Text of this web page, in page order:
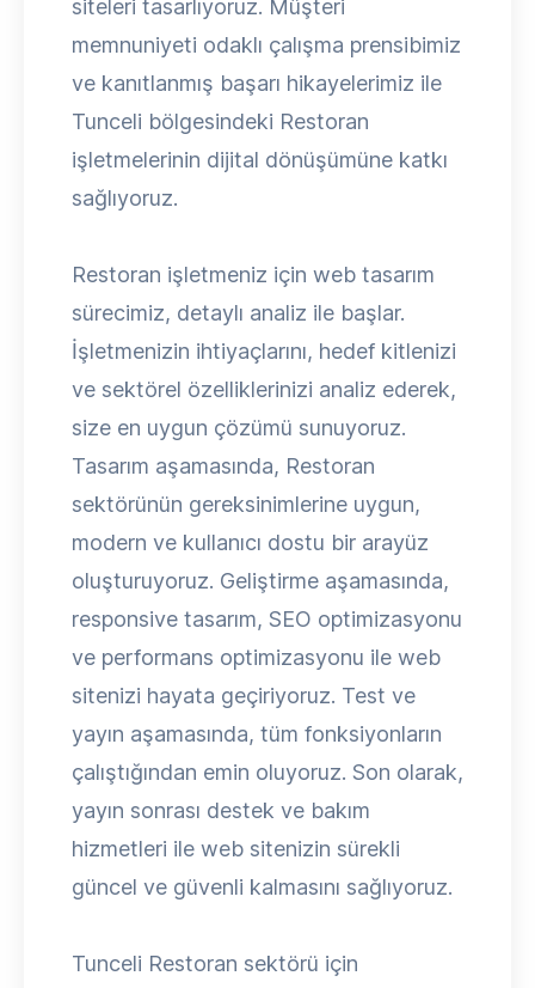
siteleri tasarlıyoruz. Müşteri
memnuniyeti odaklı çalışma prensibimiz
ve kanıtlanmış başarı hikayelerimiz ile
Tunceli bölgesindeki Restoran
işletmelerinin dijital dönüşümüne katkı
sağlıyoruz.
Restoran işletmeniz için web tasarım
sürecimiz, detaylı analiz ile başlar.
İşletmenizin ihtiyaçlarını, hedef kitlenizi
ve sektörel özelliklerinizi analiz ederek,
size en uygun çözümü sunuyoruz.
Tasarım aşamasında, Restoran
sektörünün gereksinimlerine uygun,
modern ve kullanıcı dostu bir arayüz
oluşturuyoruz. Geliştirme aşamasında,
responsive tasarım, SEO optimizasyonu
ve performans optimizasyonu ile web
sitenizi hayata geçiriyoruz. Test ve
yayın aşamasında, tüm fonksiyonların
çalıştığından emin oluyoruz. Son olarak,
yayın sonrası destek ve bakım
hizmetleri ile web sitenizin sürekli
güncel ve güvenli kalmasını sağlıyoruz.
Tunceli Restoran sektörü için